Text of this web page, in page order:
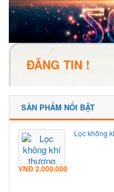
ĐĂNG TIN !
SẢN PHẨM NỔI BẬT
Lọc không
VNĐ2.000.000